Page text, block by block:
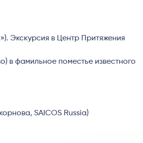
Экскурсия в Центр Притяжения
в фамильное поместье известного
SAICOS Russia)